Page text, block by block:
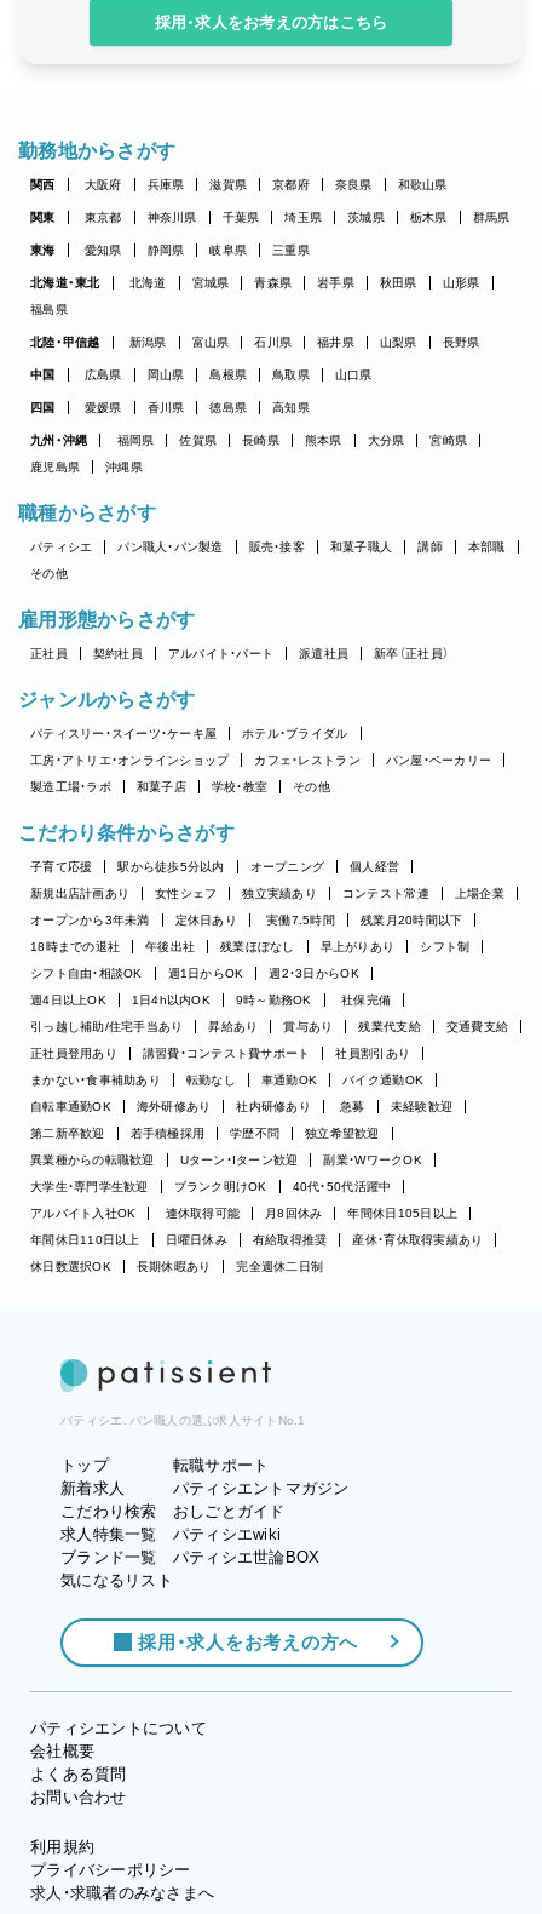
採用・求人をお考えの方はこちら
勤務地からさがす
関西 大阪府 兵庫県 滋賀県 京都府 奈良県 和歌山県
関東 東京都 神奈川県 千葉県 埼玉県 茨城県 栃木県 群馬県
東海 愛知県 静岡県 岐阜県 三重県
北海道・東北 北海道 宮城県 青森県 岩手県 秋田県
山形県
福島県
北陸・甲信越 新潟県 富山県 石川県 福井県 山梨県 長野県
中国 広島県 岡山県 島根県 鳥取県 山口県
四国 愛媛県 香川県 徳島県 高知県
九州・沖縄 福岡県 佐賀県 長崎県 熊本県 大分県
宮崎県
鹿児島県
沖縄県
職種からさがす
パティシエ パン職人・パン製造 販売・接客 和菓子職人 講師
本部職
その他
雇用形態からさがす
正社員 契約社員 アルバイト・パート 派遣社員 新卒（正社員）
ジャンルからさがす
パティスリー・スイーツ・ケーキ屋
ホテル・ブライダル
工房・アトリエ・オンラインショップ
カフェ・レストラン
パン屋・ベーカリー
製造工場・ラボ
和菓子店 学校・教室 その他
こだわり条件からさがす
子育て応援 駅から徒歩5分以内 オープニング
個人経営
新規出店計画あり
女性シェフ 独立実績あり コンテスト常連
上場企業
オープンから3年未満
定休日あり 実働7.5時間
残業月20時間以下
18時までの退社
午後出社 残業ほぼなし 早上がりあり
シフト制
シフト自由・相談OK
週1日からOK
週2・3日からOK
週4日以上OK
1日4h以内OK 9時～勤務OK
社保完備
引っ越し補助/住宅手当あり
昇給あり 賞与あり 残業代支給
交通費支給
正社員登用あり
講習費・コンテスト費サポート
社員割引あり
まかない・食事補助あり
転勤なし 車通勤OK
バイク通勤OK
自転車通勤OK
海外研修あり 社内研修あり 急募
未経験歓迎
第二新卒歓迎
若手積極採用 学歴不問
独立希望歓迎
異業種からの転職歓迎
Uターン・Iターン歓迎
副業・WワークOK
大学生・専門学生歓迎
ブランク明けOK
40代・50代活躍中
アルバイト入社OK
連休取得可能 月8回休み
年間休日105日以上
年間休日110日以上
日曜日休み 有給取得推奨
産休・育休取得実績あり
休日数選択OK
長期休暇あり 完全週休二日制
パティシエ、パン職人の選ぶ求人サイトNo.1
トップ
新着求人
こだわり検索
求人特集一覧
ブランド一覧
気になるリスト
転職サポート
パティシエントマガジン
おしごとガイド
パティシエwiki
パティシエ世論BOX
採用・求人をお考えの方へ
パティシエントについて
会社概要
よくある質問
お問い合わせ
利用規約
プライバシーポリシー
求人・求職者のみなさまへ